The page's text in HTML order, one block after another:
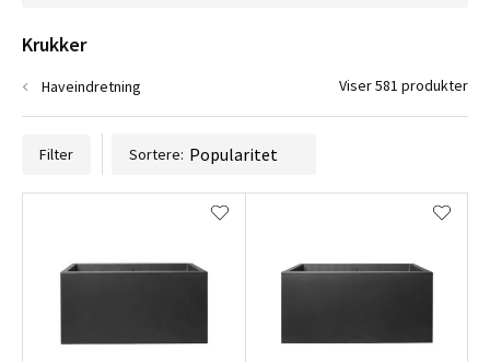
Filter Sortere:
Krukker
Haveindretning Viser 581 produkter